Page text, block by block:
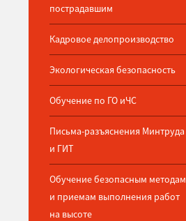
пострадавшим
Кадровое делопроизводство
Экологическая безопасность
Обучение по ГО иЧС
Письма-разъяснения Минтруда
и ГИТ
Обучение безопасным методам
и приемам выполнения работ
на высоте